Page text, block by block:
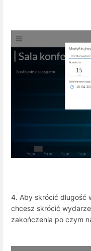
4. Aby skrócić długość
chcesz skrócić
zakończenia po czym